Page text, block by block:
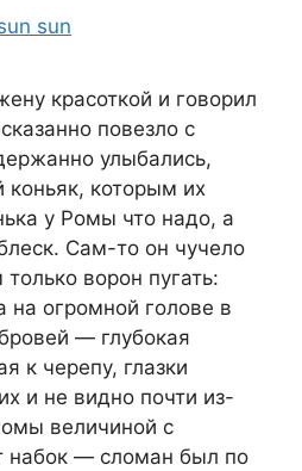
sun
красоткой и говорил
повезло с
улыбались,
коньяк, которым их
у Ромы что надо, а
Сам-то он чучело
ворон пугать:
на огромной голове в
— глубокая
к черепу, глазки
и не видно почти из-
величиной с
набок — сломан был по